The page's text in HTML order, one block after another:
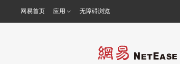
网易首页 应用 无障碍浏览